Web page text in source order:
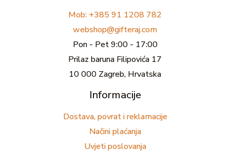
Mob: +385 91 1208 782
webshop@gifteraj.com
Pon - Pet 9:00 - 17:00
Prilaz baruna Filipovića 17
10 000 Zagreb, Hrvatska
Informacije
Dostava, povrat i reklamacije
Načini plaćanja
Uvjeti poslovanja